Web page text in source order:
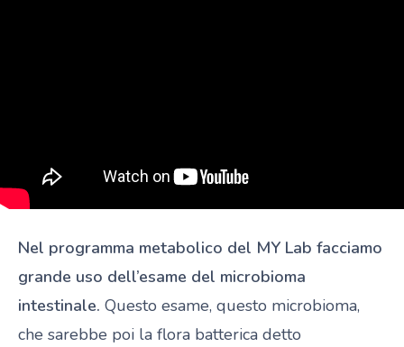
Nel programma metabolico del MY Lab facciamo
grande uso dell’esame del microbioma
intestinale. Questo esame, questo microbioma,
che sarebbe poi la flora batterica detto